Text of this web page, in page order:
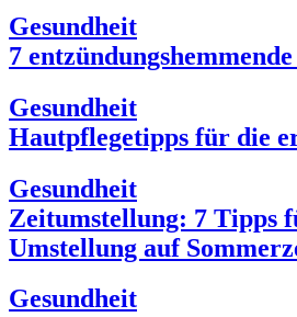
Gesundheit
7
Gesundheit
Hautpflegetipps für die
Gesundheit
Zeitumstellung: 7 Tipps
Umstellung auf
Gesundheit